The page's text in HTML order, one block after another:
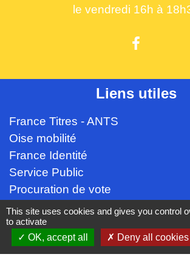
le vendredi 16h à
Liens utiles
France Titres - ANTS
Oise mobilité
France Identité
Service Public
Procuration de vote
Partenaires
CC Oise Picarde
This site uses cookies and gives you control
to activate
OK, accept all
Deny all cookies